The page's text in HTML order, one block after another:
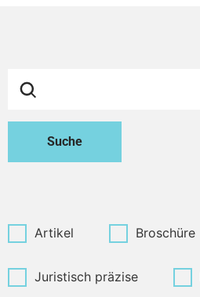
Artikel Broschüre
Juristisch präzise